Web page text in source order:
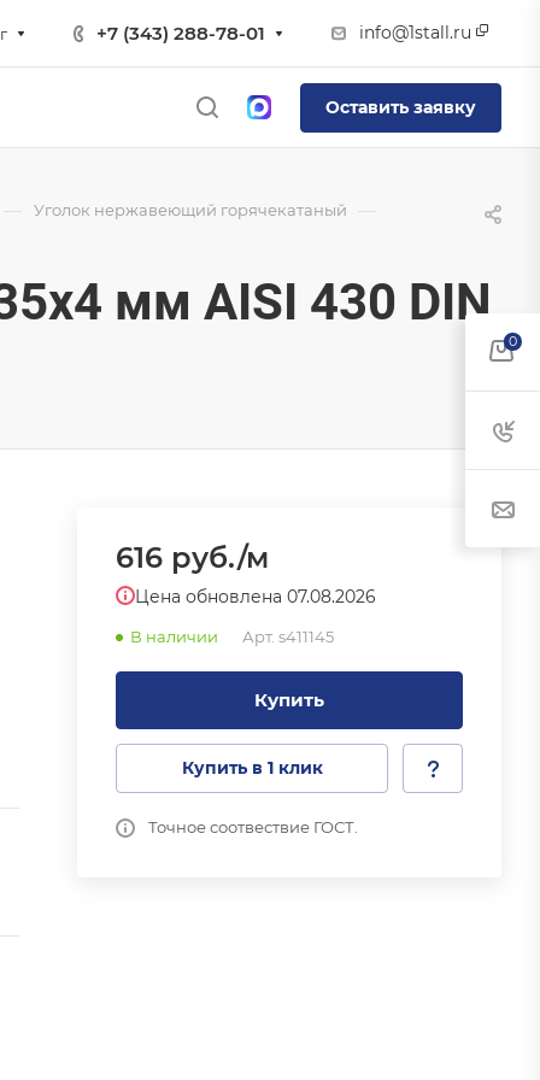
+7 (343) 288-78-01 info@1stall.ru
Оставить заявку
— Уголок нержавеющий горячекатаный —
мм AISI 430 DIN
616 руб./м
Цена обновлена 07.08.2026
В наличии Арт. s411145
Купить
Купить в 1 клик
Точное соотвествие ГОСТ.
0